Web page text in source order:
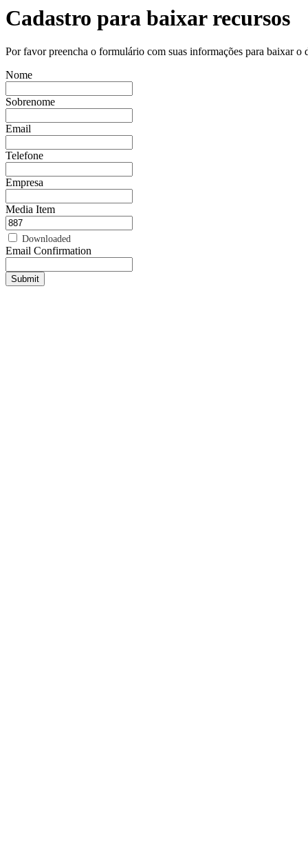
Cadastro para baixar recursos
Por favor preencha o formulário com suas informações para baixar o
Nome
Sobrenome
Email
Telefone
Empresa
Media Item
Downloaded
Email Confirmation